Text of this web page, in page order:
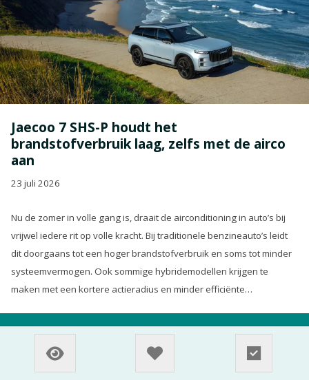
Jaecoo 7 SHS-P houdt het
brandstofverbruik laag, zelfs met de airco
aan
23 juli 2026
Nu de zomer in volle gang is, draait de airconditioning in auto’s bij
vrijwel iedere rit op volle kracht. Bij traditionele benzineauto’s leidt
dit doorgaans tot een hoger brandstofverbruik en soms tot minder
systeemvermogen. Ook sommige hybridemodellen krijgen te
maken met een kortere actieradius en minder efficiënte
LEES MEER